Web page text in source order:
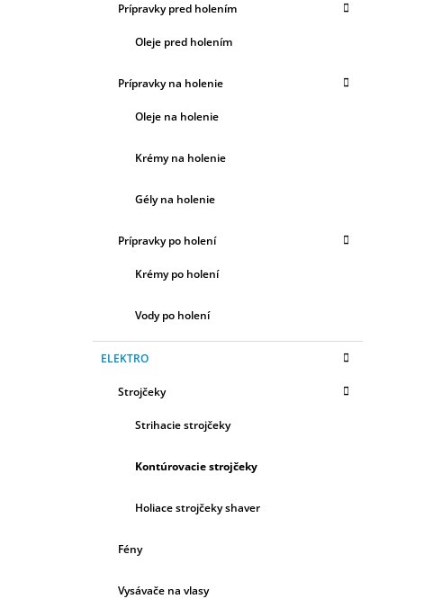
Prípravky pred holením
Oleje pred holením
Prípravky na holenie
Oleje na holenie
Krémy na holenie
Gély na holenie
Prípravky po holení
Krémy po holení
Vody po holení
ELEKTRO
Strojčeky
Strihacie strojčeky
Kontúrovacie strojčeky
Holiace strojčeky shaver
Fény
Vysávače na vlasy